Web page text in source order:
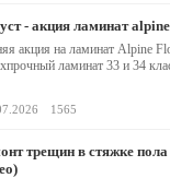
- акция ламинат
акция на ламинат Alpine
ламинат 33 и 34
1565